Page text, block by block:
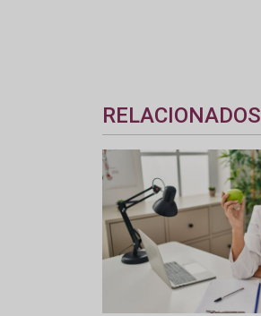
RELACIONADOS